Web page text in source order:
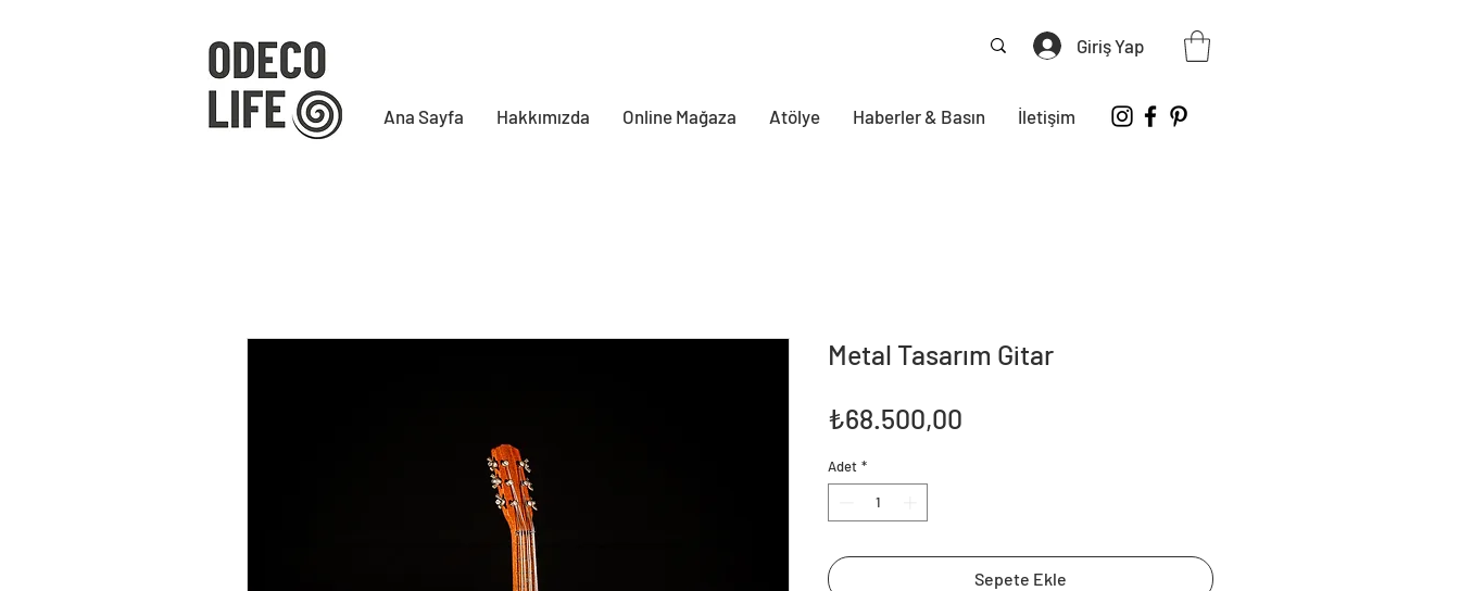
Giriş Yap
Ana Sayfa Hakkımızda Online Mağaza Atölye Haberler & Basın İletişim
Metal Tasarım Gitar
₺68.500,00
Adet *
Sepete Ekle